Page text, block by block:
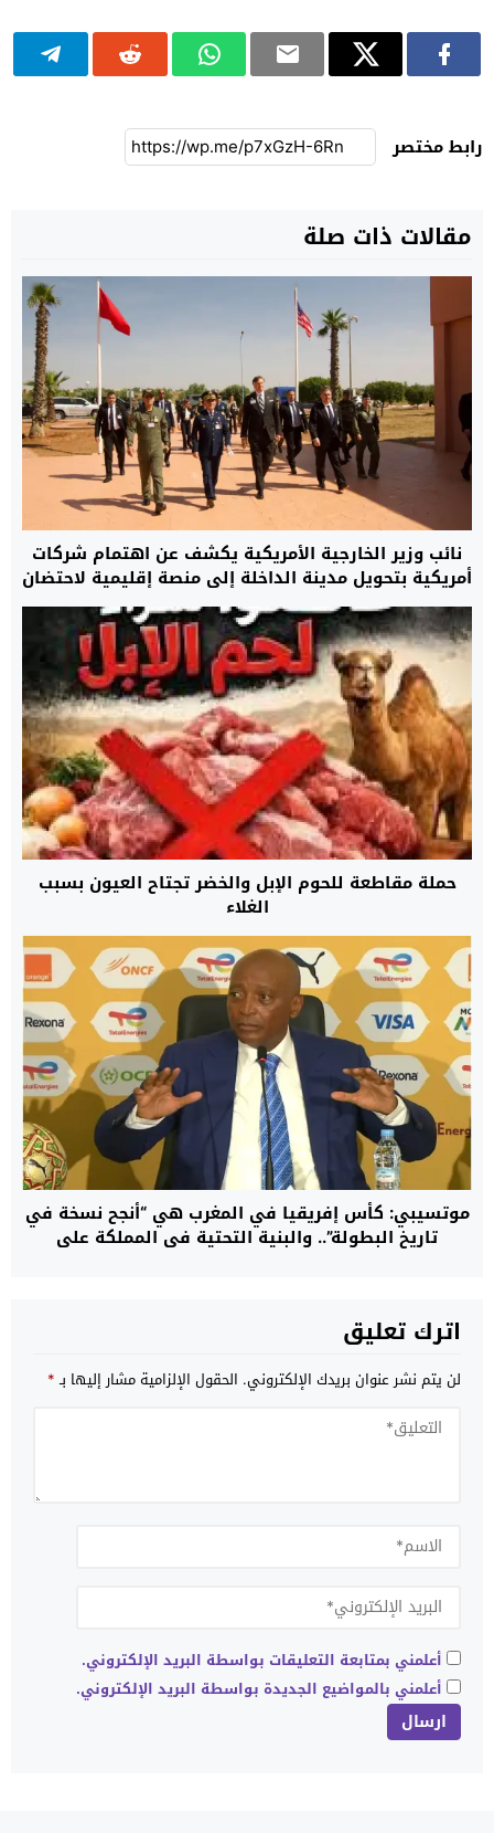
رابط مختصر
مقالات ذات صلة
نائب وزير الخارجية الأمريكية يكشف عن اهتمام شركات
أمريكية بتحويل مدينة الداخلة إلى منصة إقليمية لاحتضان
مركز بيانات
حملة مقاطعة للحوم الإبل والخضر تجتاح العيون بسبب
الغلاء
موتسيبي: كأس إفريقيا في المغرب هي “أنجح نسخة في
تاريخ البطولة”.. والبنية التحتية في المملكة على
اترك تعليق
لن يتم نشر عنوان بريدك الإلكتروني. الحقول الإلزامية مشار إليها بـ*
أعلمني بمتابعة التعليقات بواسطة البريد الإلكتروني.
أعلمني بالمواضيع الجديدة بواسطة البريد الإلكتروني.